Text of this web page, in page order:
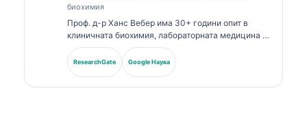
биохимия
Проф. д-р Ханс Вебер има 30+ години опит в
клиничната биохимия, лабораторната медицина и
изследванията на биомаркери. Бивш президент на
Германското дружество по клинична химия, той
се специализира в анализ на диагностични
ResearchGate Google Наука